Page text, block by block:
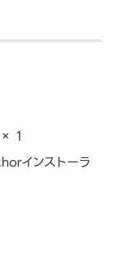
1
インストーラ